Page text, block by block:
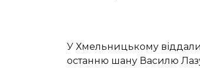
У Хмельницькому віддали
останню шану Василю